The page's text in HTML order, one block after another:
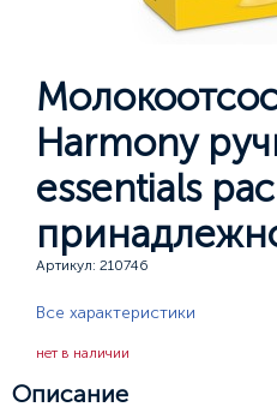
Harmony
essentials
Артикул: 210746
Все характеристики
нет в наличии
Описание